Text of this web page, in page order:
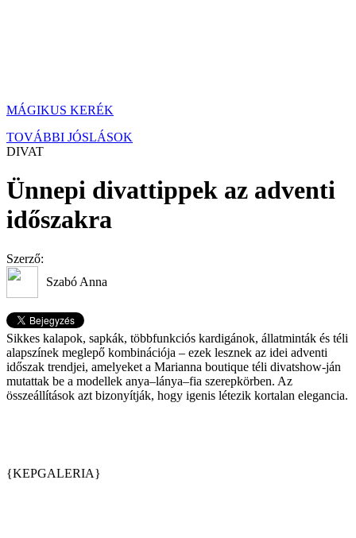
MÁGIKUS KERÉK
TOVÁBBI JÓSLÁSOK
DIVAT
Ünnepi divattippek az adventi
időszakra
Szerző:
Szabó Anna
Sikkes kalapok, sapkák, többfunkciós kardigánok, állatminták és téli
alapszínek meglepő kombinációja – ezek lesznek az idei adventi
időszak trendjei, amelyeket a Marianna boutique téli divatshow-ján
mutattak be a modellek anya–lánya–fia szerepkörben. Az
összeállítások azt bizonyítják, hogy igenis létezik kortalan elegancia.
{KEPGALERIA}